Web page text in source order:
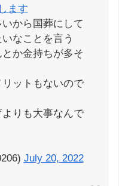
ます
から国葬にして
なことを言う
か金持ちが多そ
ットもないので
りも大事なんで
July 20, 2022